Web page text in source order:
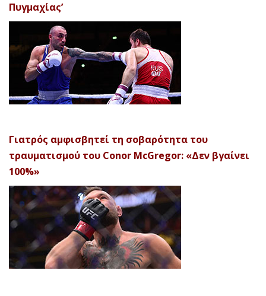
Πυγμαχίας’
Γιατρός αμφισβητεί τη σοβαρότητα του
τραυματισμού του Conor McGregor: «Δεν βγαίνει
100%»